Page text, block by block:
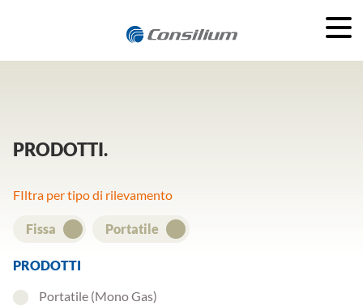
PRODOTTI
FIltra per tipo di rilevamento
Fissa Portatile
PRODOTTI
Portatile (Mono Gas)